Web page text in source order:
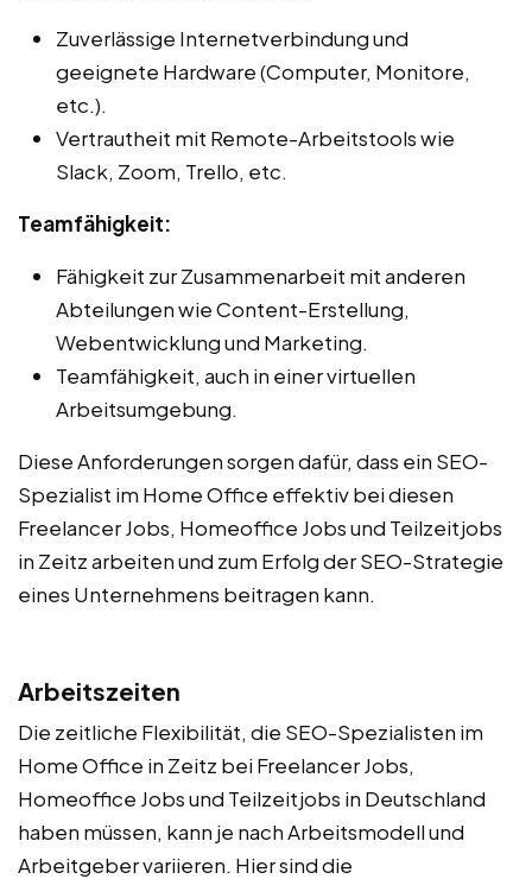
Zuverlässige Internetverbindung und
geeignete Hardware (Computer, Monitore,
etc.).
Vertrautheit mit Remote-Arbeitstools wie
Slack, Zoom, Trello, etc.
Teamfähigkeit:
Fähigkeit zur Zusammenarbeit mit anderen
Abteilungen wie Content-Erstellung,
Webentwicklung und Marketing.
Teamfähigkeit, auch in einer virtuellen
Arbeitsumgebung.
Diese Anforderungen sorgen dafür, dass ein SEO-
Spezialist im Home Office effektiv bei diesen
Freelancer Jobs, Homeoffice Jobs und Teilzeitjobs
in Zeitz arbeiten und zum Erfolg der SEO-Strategie
eines Unternehmens beitragen kann.
Arbeitszeiten
Die zeitliche Flexibilität, die SEO-Spezialisten im
Home Office in Zeitz bei Freelancer Jobs,
Homeoffice Jobs und Teilzeitjobs in Deutschland
haben müssen, kann je nach Arbeitsmodell und
Arbeitgeber variieren. Hier sind die